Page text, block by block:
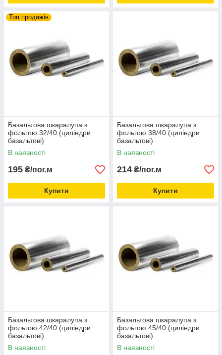
Топ продажів
Базальтова шкаралупа з
фольгою 32/40 (циліндри
базальтові)
В наявності
195 ₴/пог.м
Купити
Базальтова шкаралупа з
фольгою 38/40 (циліндри
базальтові)
В наявності
214 ₴/пог.м
Купити
Базальтова шкаралупа з
фольгою 42/40 (циліндри
базальтові)
В наявності
Базальтова шкаралупа з
фольгою 45/40 (циліндри
базальтові)
В наявності